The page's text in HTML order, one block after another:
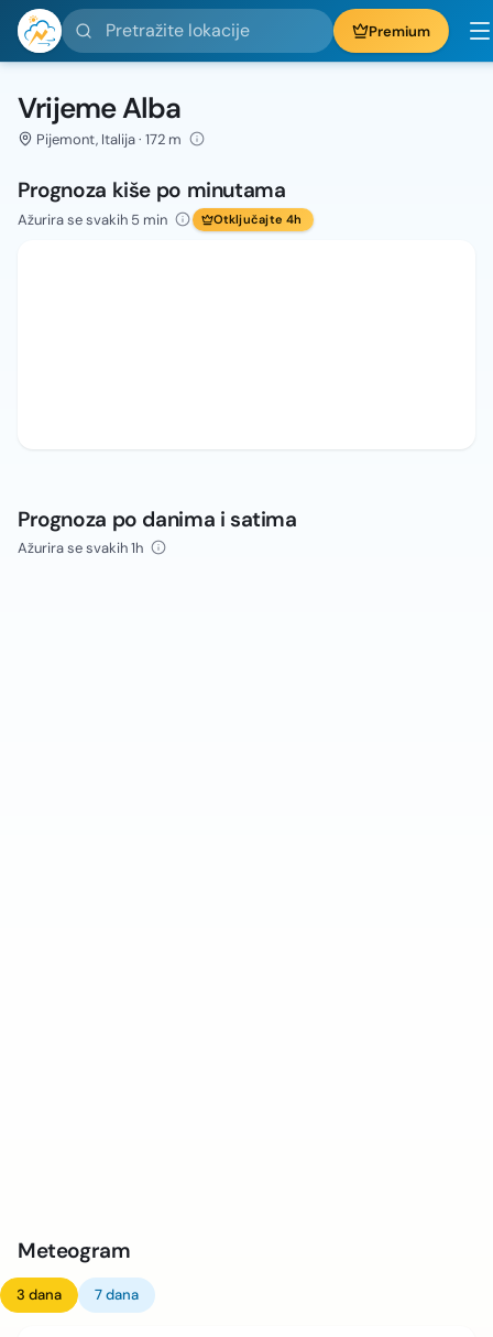
Pretražite lokacije Premium
Vrijeme Alba
Pijemont, Italija · 172 m
Prognoza kiše po minutama
Ažurira se svakih 5 min Otključajte 4h
Prognoza po danima i satima
Ažurira se svakih 1h
Meteogram
3 dana 7 dana